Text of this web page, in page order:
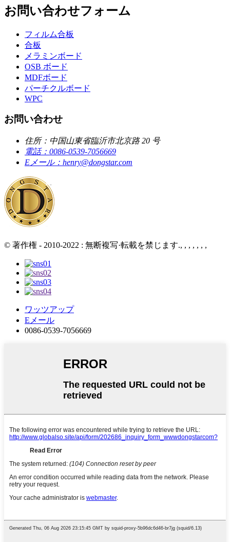
お問い合わせフォーム
フィルム合板
合板
メラミンボード
OSB ボード
MDFボード
パーチクルボード
WPC
お問い合わせ
住所： 中国山東省臨沂市北京路 20 号
電話： 0086-0539-7056669
Eメール： henry@dongstar.com
© 著作権 - 2010-2022 : 無断複写·転載を禁じます., , , , , , ,
ワッツアップ
Eメール
0086-0539-7056669